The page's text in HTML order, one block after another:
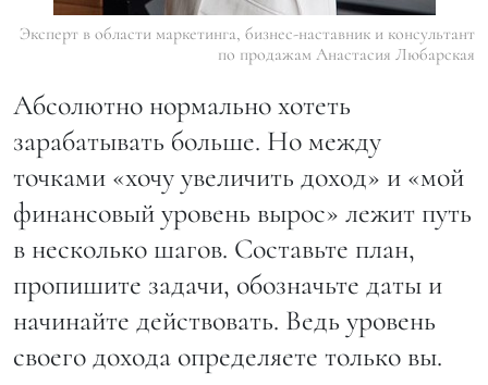
Эксперт в области маркетинга, бизнес-наставник и консультант
по продажам Анастасия Любарская
Абсолютно нормально хотеть
зарабатывать больше. Но между
точками «хочу увеличить доход» и «мой
финансовый уровень вырос» лежит путь
в несколько шагов. Составьте план,
пропишите задачи, обозначьте даты и
начинайте действовать. Ведь уровень
своего дохода определяете только вы.